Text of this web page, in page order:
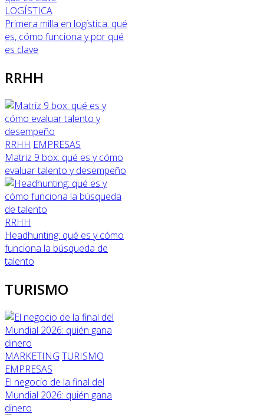
LOGÍSTICA
Primera milla en logística: qué
es, cómo funciona y por qué
es clave
RRHH
RRHH EMPRESAS
Matriz 9 box: qué es y cómo
evaluar talento y desempeño
RRHH
Headhunting: qué es y cómo
funciona la búsqueda de
talento
TURISMO
MARKETING TURISMO
EMPRESAS
El negocio de la final del
Mundial 2026: quién gana
dinero